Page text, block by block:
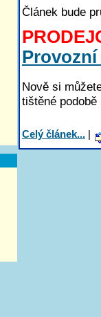
Článek bude
Nově si
tištěné
Celý článek... |